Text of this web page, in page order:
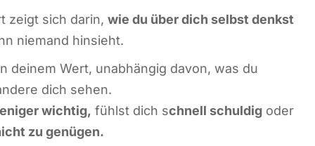
zeigt sich darin, wie du über dich selbst denkst
niemand hinsieht.
deinem Wert, unabhängig davon, was du
dich sehen.
wichtig, fühlst dich schnell schuldig oder
zu genügen.